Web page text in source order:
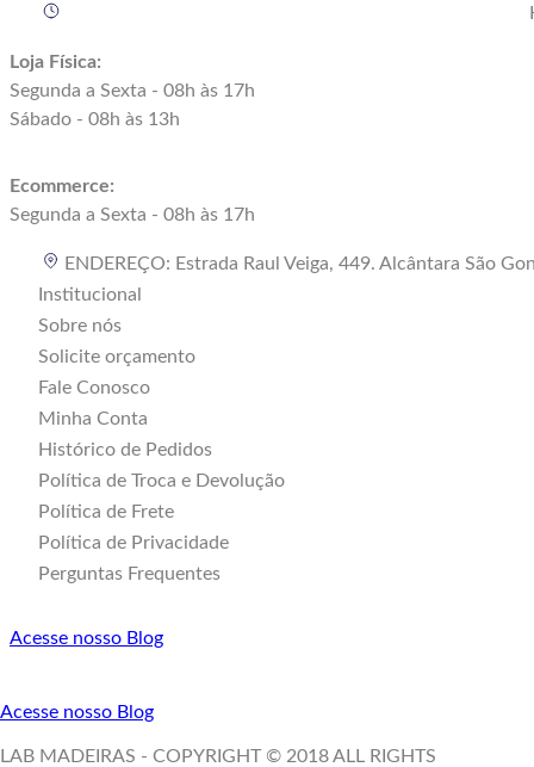
Loja Física:
Segunda a Sexta - 08h às 17h
Sábado - 08h às 13h
Ecommerce:
Segunda a Sexta - 08h às 17h
ENDEREÇO: Estrada Raul Veiga, 449. Alcântara São
Institucional
Sobre nós
Solicite orçamento
Fale Conosco
Minha Conta
Histórico de Pedidos
Política de Troca e Devolução
Política de Frete
Política de Privacidade
Perguntas Frequentes
Acesse nosso Blog
Acesse nosso Blog
LAB MADEIRAS - COPYRIGHT © 2018 ALL RIGHTS